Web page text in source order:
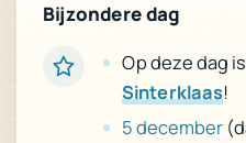
Bijzondere dag
Op deze dag
Sinterklaas!
5 december